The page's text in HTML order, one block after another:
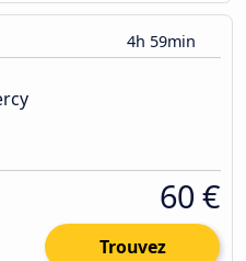
4h 59min
60 €
Trouvez